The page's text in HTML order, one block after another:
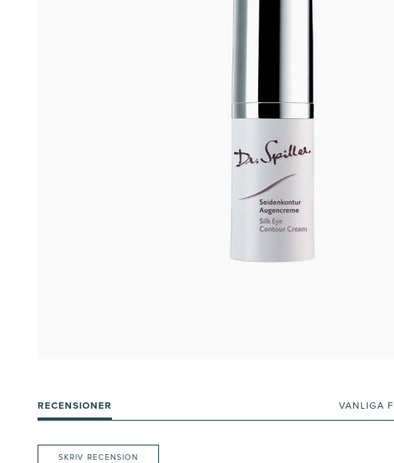
RECENSIONER VANLIGA
SKRIV RECENSION